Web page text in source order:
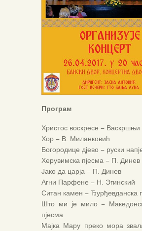
Програм
Христос воскресе – Васкршњи
Хор – В. Миланковић
Богородице дјево – руски
Херувимска пјесма – П. Динев
Јако да царја – П. Динев
Агни Парфене – Н. Эгинский
Ситан камен – Ђурђевданска
Што ми је мило –
пјесма
Мајка Мару преко мора